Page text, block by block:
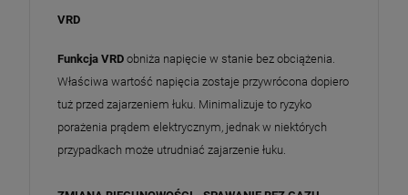
VRD
Funkcja VRD obniża napięcie w stanie bez obciążenia.
Właściwa wartość napięcia zostaje przywrócona dopiero
tuż przed zajarzeniem łuku. Minimalizuje to ryzyko
porażenia prądem elektrycznym, jednak w niektórych
przypadkach może utrudniać zajarzenie łuku.